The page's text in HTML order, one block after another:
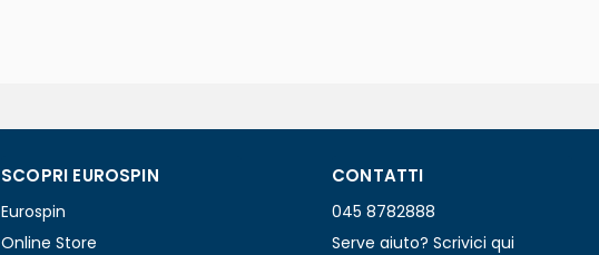
SCOPRI EUROSPIN
Eurospin
Online Store
CONTATTI
045 8782888
Serve aiuto? Scrivici qui